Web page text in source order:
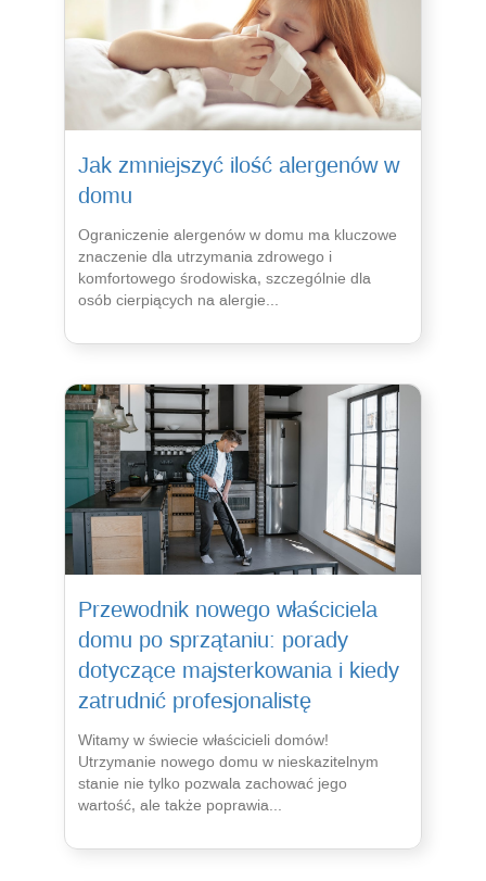
Jak zmniejszyć ilość alergenów w
domu
Ograniczenie alergenów w domu ma kluczowe
znaczenie dla utrzymania zdrowego i
komfortowego środowiska, szczególnie dla
osób cierpiących na alergie...
Przewodnik nowego właściciela
domu po sprzątaniu: porady
dotyczące majsterkowania i kiedy
zatrudnić profesjonalistę
Witamy w świecie właścicieli domów!
Utrzymanie nowego domu w nieskazitelnym
stanie nie tylko pozwala zachować jego
wartość, ale także poprawia...